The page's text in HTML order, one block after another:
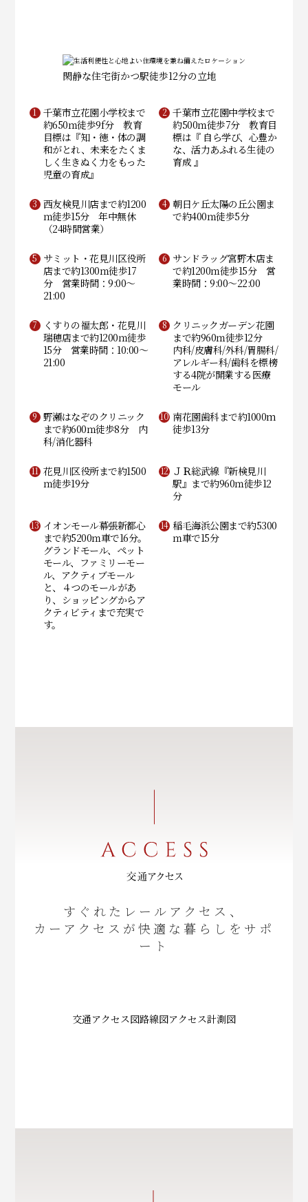
閑静な住宅街かつ駅徒歩12分の立地
千葉市立花園小学校まで
約650ｍ徒歩9f分 教育
目標は『知・徳・体の調
和がとれ、未来をたくま
しく生きぬく力をもった
児童の育成』
千葉市立花園中学校まで
約500ｍ徒歩7分 教育目
標は『 自ら学び、心豊か
な、活力あふれる生徒の
育成 』
西友検見川店まで約1200
ｍ徒歩15分 年中無休
（24時間営業）
朝日ケ丘太陽の丘公園ま
で約400ｍ徒歩5分
サミット・花見川区役所
店まで約1300ｍ徒歩17
分 営業時間：9:00～
21:00
サンドラッグ宮野木店ま
で約1200ｍ徒歩15分 営
業時間：9:00～22:00
くすりの福太郎・花見川
瑞穂店まで約1200ｍ徒歩
15分 営業時間：10:00～
21:00
クリニックガーデン花園
まで約960ｍ徒歩12分
内科/皮膚科/外科/胃腸科/
アレルギー科/歯科を標榜
する4院が開業する医療
モール
野瀬はなぞのクリニック
まで約600ｍ徒歩8分 内
科/消化器科
南花園歯科まで約1000m
徒歩13分
花見川区役所まで約1500
ｍ徒歩19分
ＪＲ総武線『新検見川
駅』まで約960ｍ徒歩12
分
イオンモール幕張新都心
まで約5200ｍ車で16分。
グランドモール、ペット
モール、ファミリーモー
ル、アクティブモール
と、４つのモールがあ
り、ショッピングからア
クティビティまで充実で
す。
稲毛海浜公園まで約5300
ｍ車で15分
すぐれたレールアクセス、
カーアクセスが快適な暮らしをサポ
ート
交通アクセス図路線図アクセス計測図